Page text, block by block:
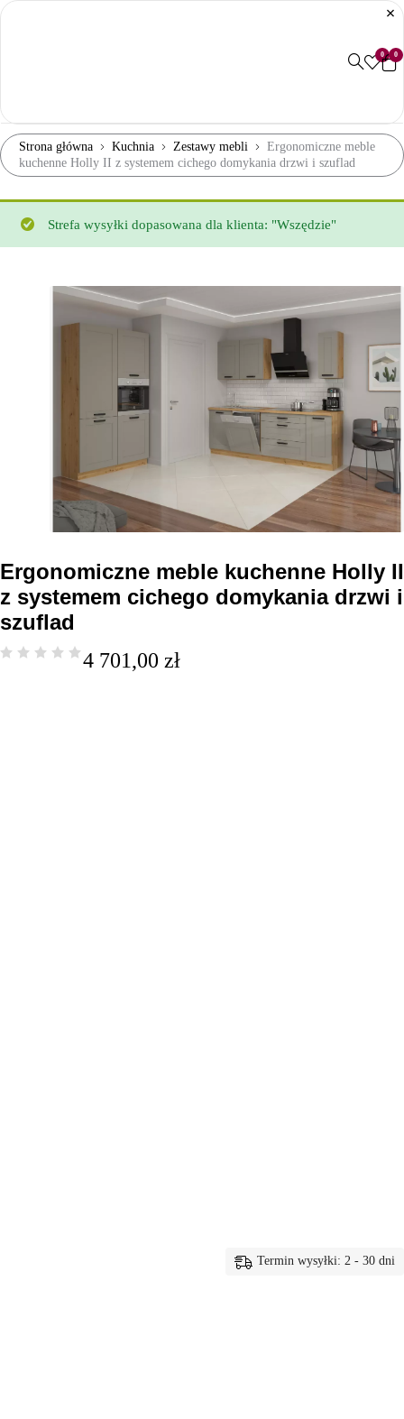
0 0
Strona główna Kuchnia Zestawy mebli
Ergonomiczne meble
kuchenne Holly II z systemem cichego domykania drzwi i szuflad
Strefa wysyłki dopasowana dla klienta: "Wszędzie"
Ergonomiczne meble kuchenne Holly II
z systemem cichego domykania drzwi i
szuflad
4 701,00 zł
Termin wysyłki: 2 - 30 dni